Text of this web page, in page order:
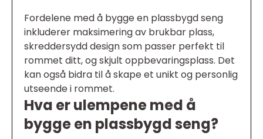
Fordelene med å bygge en plassbygd seng
inkluderer maksimering av brukbar plass,
skreddersydd design som passer perfekt til
rommet ditt, og skjult oppbevaringsplass. Det
kan også bidra til å skape et unikt og personlig
utseende i rommet.
Hva er ulempene med å
bygge en plassbygd seng?